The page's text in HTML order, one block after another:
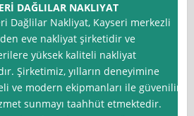
DAĞLILAR NAKLIYAT
Dağlilar Nakliyat, Kayseri merkezli
eve nakliyat şirketidir ve
yüksek kaliteli nakliyat
Şirketimiz, yılların deneyimine
ve modern ekipmanları ile güvenilir
sunmayı taahhüt etmektedir.